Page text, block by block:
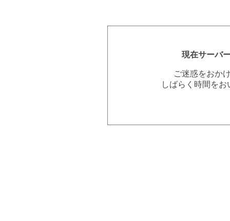
現在サーバ
ご迷惑をおか
しばらく時間を